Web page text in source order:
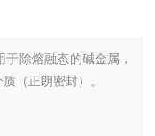
除熔融态的碱金属，
（正朗密封）。